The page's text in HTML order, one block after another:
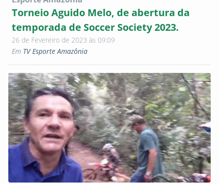
Torneio Aguido Melo, de abertura da
temporada de Soccer Society 2023.
26 de Fevereiro de 2023 às 09:09
Em TV Esporte Amazônia